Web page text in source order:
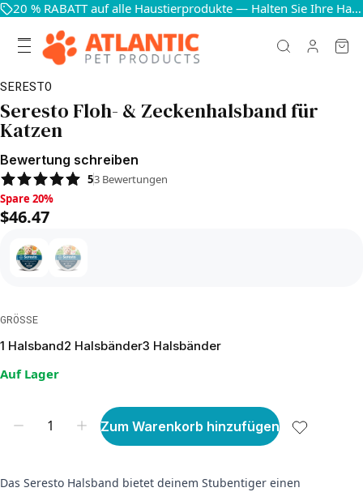
20 % RABATT auf alle Haustierprodukte — Halten Sie Ihre Haustiere glücklich und gesund
SERESTO
Seresto Floh- & Zeckenhalsband für
Katzen
Bewertung schreiben
53 Bewertungen
Spare 20%, $46.47
Spare 20%
$46.47
GRÖSSE
1 Halsband2 Halsbänder3 Halsbänder
Auf Lager
Zum Warenkorb hinzufügen
Das Seresto Halsband bietet deinem Stubentiger einen